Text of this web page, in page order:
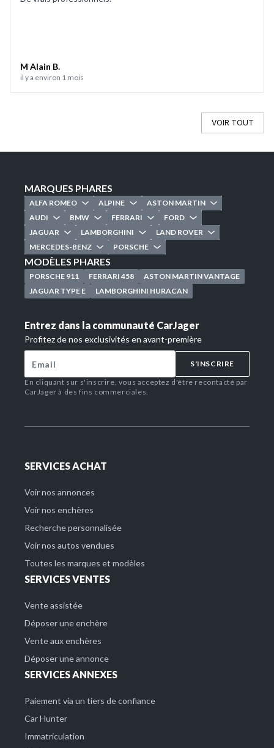
M Alain B.
il y a environ 1 mois
VOIR TOUT
MARQUES PHARES
ALFA ROMEO ALPINE
ASTON MARTIN
AUDI
BMW FERRARI
FORD
JAGUAR
LAMBORGHINI
LAND ROVER
MERCEDES-BENZ
PORSCHE
MODÈLES PHARES
PORSCHE 911 FERRARI 458
ASTON MARTIN VANTAGE
JAGUAR TYPE E
LAMBORGHINI HURACAN
Entrez dans la communauté CarJager
Profitez de nos exclusivités en avant-première
S'INSCRIRE
En cliquant sur s'inscrire, vous acceptez d'être recontacté par
CarJager à des fins commerciales.
SERVICES ACHAT
Voir nos annonces
Voir nos enchères
Recherche personnalisée
Voir nos autos vendues
Toutes les marques et modèles
SERVICES VENTES
Vente assistée
Déposer une enchère
Vente aux enchères
Déposer une annonce
SERVICES ANNEXES
Paiement via un tiers de confiance
Car Hunter
Immatriculation